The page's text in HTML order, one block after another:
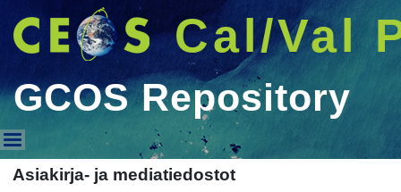
Cal/Val
GCOS Repository
GCOS Repository
Asiakirja- ja mediatiedostot